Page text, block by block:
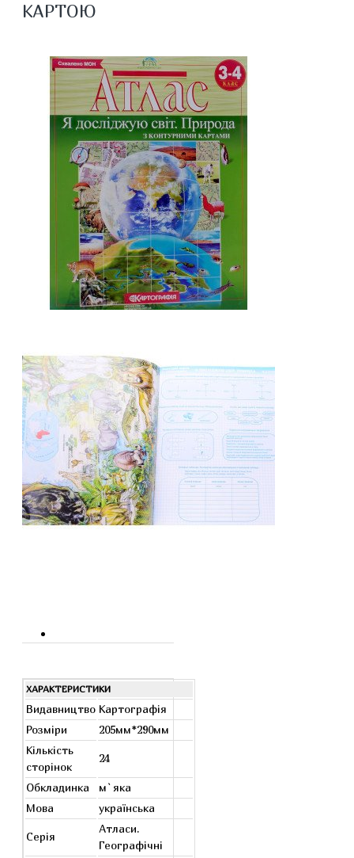
КАРТОЮ
ХАРАКТЕРИСТИКИ
Видавництво Картографія
Розміри
205мм*290мм
Кількість
сторінок
24
Обкладинка
м`яка
Мова
українська
Серія
Атласи.
Географічні